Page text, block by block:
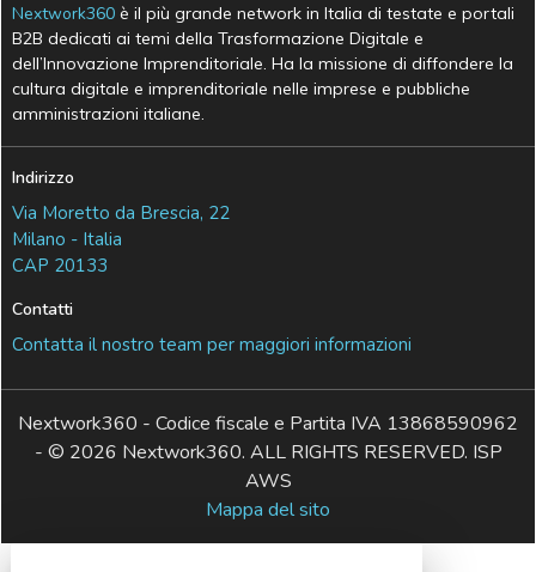
Nextwork360 è il più grande network in Italia di testate e portali
B2B dedicati ai temi della Trasformazione Digitale e
dell’Innovazione Imprenditoriale. Ha la missione di diffondere la
cultura digitale e imprenditoriale nelle imprese e pubbliche
amministrazioni italiane.
Indirizzo
Via Moretto da Brescia, 22
Milano - Italia
CAP 20133
Contatti
Contatta il nostro team per maggiori informazioni
Nextwork360 - Codice fiscale e Partita IVA 13868590962
- © 2026 Nextwork360. ALL RIGHTS RESERVED. ISP
AWS
Mappa del sito